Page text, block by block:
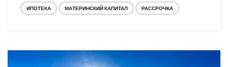
ИПОТЕКА МАТЕРИНСКИЙ КАПИТАЛ РАССРОЧКА